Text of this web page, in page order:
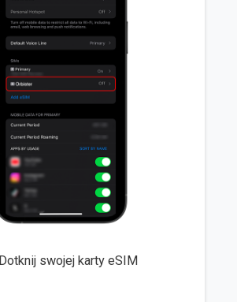
Dotknij swojej karty eSIM